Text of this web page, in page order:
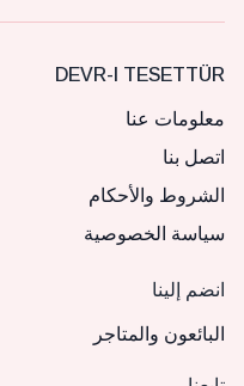
DEVR-I TESETTÜR
معلومات عنا
اتصل بنا
الشروط والأحكام
سياسة الخصوصية
انضم إلينا
البائعون والمتاجر